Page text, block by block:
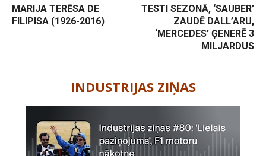
MARIJA TERĒSA DE
FILIPISA (1926-2016)
TESTI SEZONĀ, ‘SAUBER’
ZAUDĒ DALL’ARU,
‘MERCEDES’ ĢENERĒ 3
MILJARDUS
INDUSTRIJAS ZIŅAS